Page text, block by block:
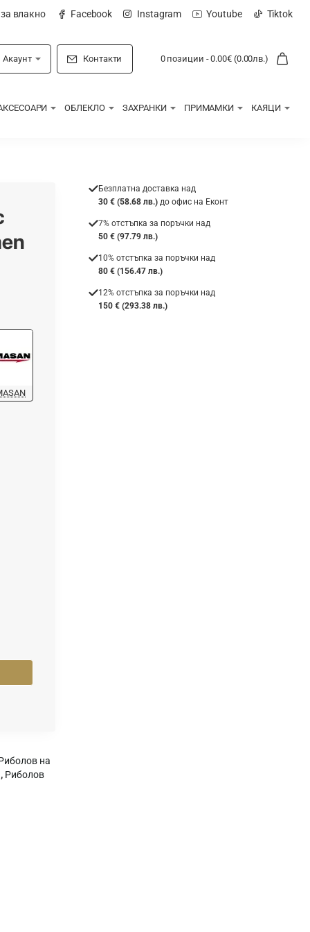
влакно Facebook Instagram Youtube Tiktok
Акаунт Контакти 0 позиции - 0.00€ (0.00лв.)
ОБЛЕКЛО ЗАХРАНКИ ПРИМАМКИ
КАЯЦИ
на
, Риболов
Безплатна доставка над
30 € (58.68 лв.) до офис на Еконт
7% отстъпка за поръчки над
50 € (97.79 лв.)
10% отстъпка за поръчки над
80 € (156.47 лв.)
12% отстъпка за поръчки над
150 € (293.38 лв.)